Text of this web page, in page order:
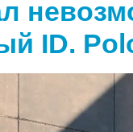
ID.